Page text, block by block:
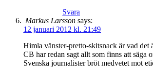
Svara
Markus Larsson says:
12 januari 2012 kl. 21:49
Himla vänster-pretto-skitsnack är vad det
CB har redan sagt allt som finns att säga
Svenska journalister bröt medvetet mot